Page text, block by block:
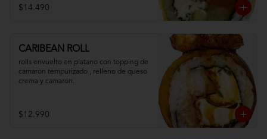
$14.490
CARIBEAN ROLL
rolls envuelto en platano con topping de
camaron tempurizado , relleno de queso
crema y camaron.
$12.990